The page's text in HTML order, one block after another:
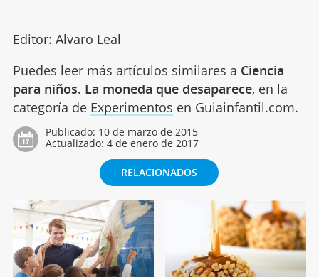
Editor: Alvaro Leal
Puedes leer más artículos similares a Ciencia
para niños. La moneda que desaparece, en la
categoría de Experimentos en Guiainfantil.com.
Publicado: 10 de marzo de 2015
Actualizado: 4 de enero de 2017
RELACIONADOS